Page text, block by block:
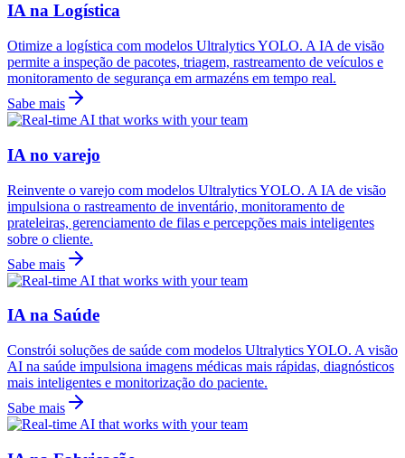
IA na Logística
Otimize a logística com modelos Ultralytics YOLO. A IA de visão
permite a inspeção de pacotes, triagem, rastreamento de veículos e
monitoramento de segurança em armazéns em tempo real.
Sabe mais
IA no varejo
Reinvente o varejo com modelos Ultralytics YOLO. A IA de visão
impulsiona o rastreamento de inventário, monitoramento de
prateleiras, gerenciamento de filas e percepções mais inteligentes
sobre o cliente.
Sabe mais
IA na Saúde
Constrói soluções de saúde com modelos Ultralytics YOLO. A visão
AI na saúde impulsiona imagens médicas mais rápidas, diagnósticos
mais inteligentes e monitorização do paciente.
Sabe mais